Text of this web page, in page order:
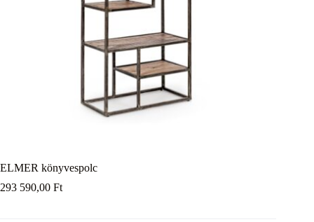
ELMER könyvespolc
293 590,00 Ft